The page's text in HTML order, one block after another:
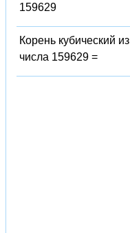
159629
Корень кубический из
числа 159629 =